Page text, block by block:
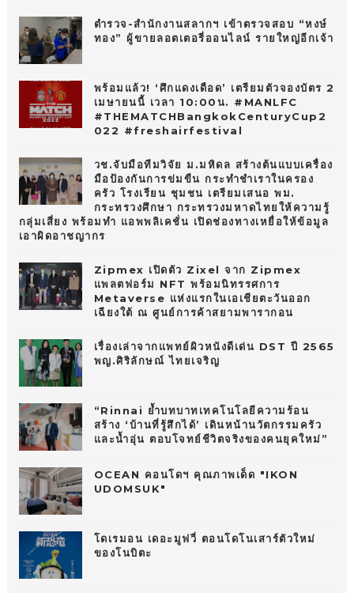
ตำรวจ-สำนักงานสลากฯ เข้าตรวจสอบ “หงษ์
ทอง” ผู้ขายลอตเตอรี่ออนไลน์ รายใหญ่อีกเจ้า
พร้อมแล้ว! ‘ศึกแดงเดือด’ เตรียมตัวจองบัตร 2
เมษายนนี้ เวลา 10:00น. #MANLFC
#THEMATCHBangkokCenturyCup2
022 #freshairfestival
วช.จับมือทีมวิจัย ม.มหิดล สร้างต้นแบบเครื่อง
มือป้องกันการข่มขืน กระทำชำเราในครอง
ครัว โรงเรียน ชุมชน เตรียมเสนอ พม.
กระทรวงศึกษา กระทรวงมหาดไทยให้ความรู้
กลุ่มเสี่ยง พร้อมทำ แอพพลิเคชั่น เปิดช่องทางเหยื่อให้ข้อมูล
เอาผิดอาชญากร
Zipmex เปิดตัว Zixel จาก Zipmex
แพลตฟอร์ม NFT พร้อมนิทรรศการ
Metaverse แห่งแรกในเอเชียตะวันออก
เฉียงใต้ ณ ศูนย์การค้าสยามพารากอน
เรื่องเล่าจากแพทย์ผิวหนังดีเด่น DST ปี 2565
พญ.ศิริลักษณ์ ไทยเจริญ
“Rinnai ย้ำบทบาทเทคโนโลยีความร้อน
สร้าง ‘บ้านที่รู้สึกได้’ เดินหน้านวัตกรรมครัว
และน้ำอุ่น ตอบโจทย์ชีวิตจริงของคนยุคใหม่”
OCEAN คอนโดฯ คุณภาพเด็ด "IKON
UDOMSUK"
โดเรมอน เดอะมูฟวี่ ตอนโดโนเสาร์ตัวใหม่
ของโนบิตะ